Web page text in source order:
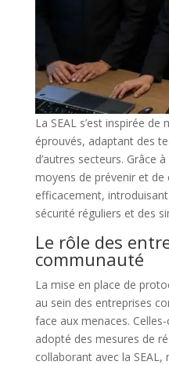
La SEAL s’est inspirée
éprouvés, adaptant des
d’autres secteurs. Grâce
moyens de prévenir et
efficacement,
sécurité réguliers et des
Le rôle des
communauté
La mise en place de
au sein des entreprises
face aux menaces.
adopté des mesures de
collaborant avec la SEAL,